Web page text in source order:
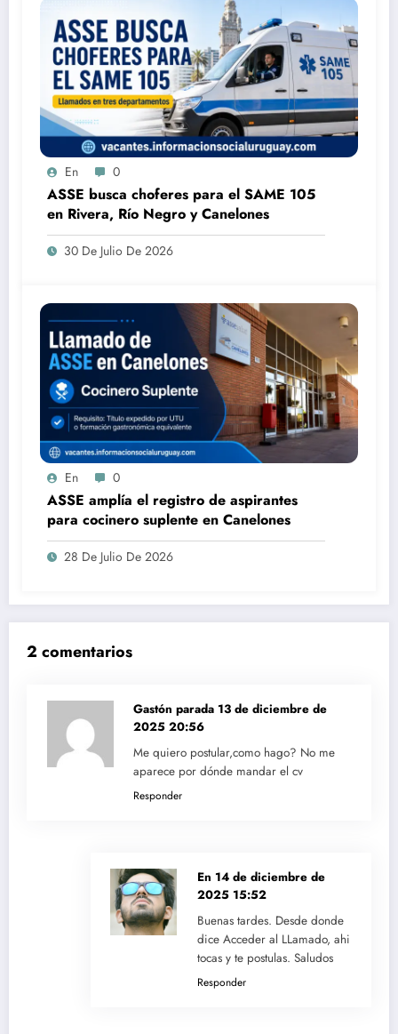
En 0
ASSE busca choferes para el SAME 105
en Rivera, Río Negro y Canelones
30 De Julio De 2026
En 0
ASSE amplía el registro de aspirantes
para cocinero suplente en Canelones
28 De Julio De 2026
2 comentarios
Gastón parada 13 de diciembre de
2025 20:56
Me quiero postular,como hago? No me
aparece por dónde mandar el cv
Responder
En 14 de diciembre de
2025 15:52
Buenas tardes. Desde donde
dice Acceder al LLamado, ahi
tocas y te postulas. Saludos
Responder